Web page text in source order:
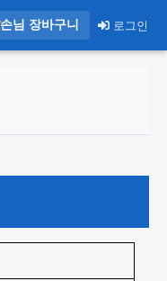
손님 장바구니 로그인